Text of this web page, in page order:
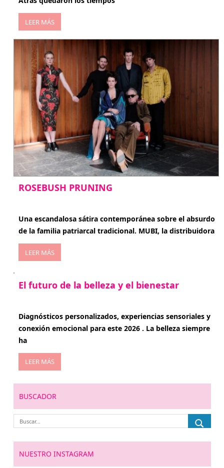
LEER MÁS
ROSEBUSH PRUNING
Una escandalosa sátira contemporánea sobre el absurdo
de la familia patriarcal tradicional. MUBI, la distribuidora
LEER MÁS
El futuro de la belleza y el bienestar
Diagnósticos personalizados, experiencias sensoriales y
conexión emocional para este 2026 . La belleza siempre
ha
LEER MÁS
BUSCADOR
NUESTRO INSTAGRAM